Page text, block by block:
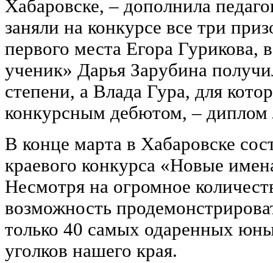
Хабаровске, ‒ дополнила
заняли на конкурсе все три
первого места Егора
ученик» Дарья Зарубина
степени, а Влада Гура, для
конкурсным дебютом, – диплом
В конце марта в Хабаровске
краевого конкурса «Новые
Несмотря на огромное
возможность
только 40 самых одаренных
уголков нашего края.